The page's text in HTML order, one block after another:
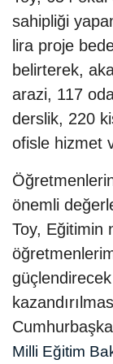
sahipliği
lira proje
belirterek,
arazi, 117
derslik, 220
ofisle hizmet
önemli
Toy, Eğitimin
Milli Eğitim